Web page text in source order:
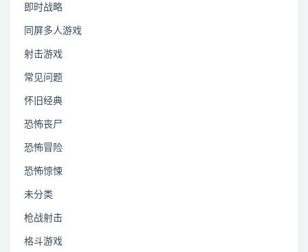
即时战略
同屏多人游戏
射击游戏
常见问题
怀旧经典
恐怖丧尸
恐怖冒险
恐怖惊悚
未分类
枪战射击
格斗游戏